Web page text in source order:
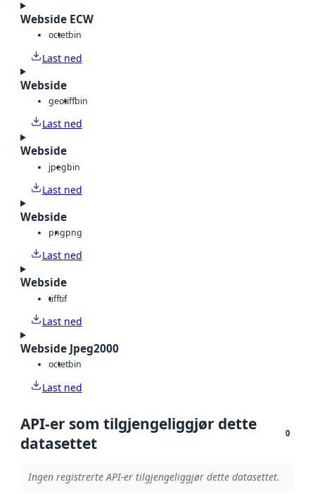
Webside ECW
octetbin
Last ned
Webside
geotiffbin
Last ned
Webside
jpegbin
Last ned
Webside
pngpng
Last ned
Webside
tifftif
Last ned
Webside Jpeg2000
octetbin
Last ned
API-er som tilgjengeliggjør dette
datasettet
0
Ingen registrerte API-er tilgjengeliggjør dette datasettet.